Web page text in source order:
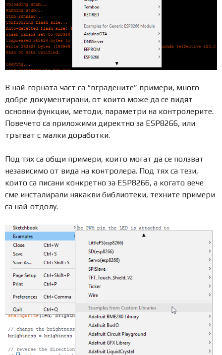
В най-горната част са “вградените” примери, много
добре документирани, от които може да се видят
основни функции, методи, параметри на контролерите.
Повечето са приложими директно за ESP8266, или
тръгват с малки доработки.
Под тях са общи примери, които могат да се ползват
независимо от вида на контролера. Под тях са тези,
които са писани конкретно за ESP8266, а когато вече
сме инсталирали някакви библиотеки, техните примери
са най-отдолу.